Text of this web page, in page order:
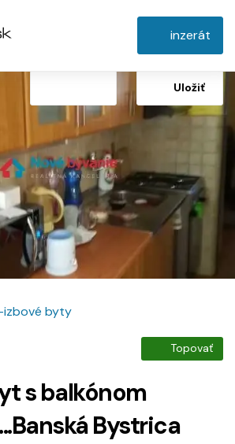
inzerát
Uložiť
byty
Topovať
s balkónom
Bystrica